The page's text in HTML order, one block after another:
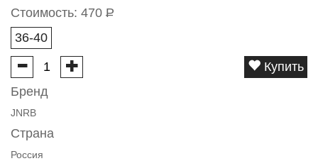
Стоимость: 470 Р
36-40
Купить
Бренд
JNRB
Страна
Россия